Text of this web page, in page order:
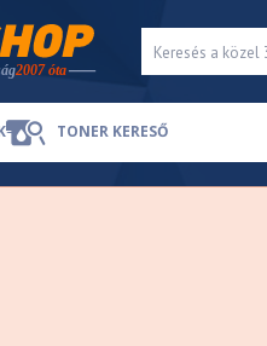
TONER KERESŐ